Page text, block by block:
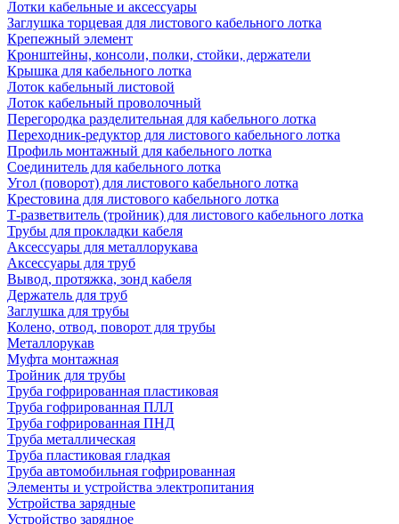
Лотки кабельные и аксессуары
Заглушка торцевая для листового кабельного лотка
Крепежный элемент
Кронштейны, консоли, полки, стойки, держатели
Крышка для кабельного лотка
Лоток кабельный листовой
Лоток кабельный проволочный
Перегородка разделительная для кабельного лотка
Переходник-редуктор для листового кабельного лотка
Профиль монтажный для кабельного лотка
Соединитель для кабельного лотка
Угол (поворот) для листового кабельного лотка
Крестовина для листового кабельного лотка
Т-разветвитель (тройник) для листового кабельного лотка
Трубы для прокладки кабеля
Аксессуары для металлорукава
Аксессуары для труб
Вывод, протяжка, зонд кабеля
Держатель для труб
Заглушка для трубы
Колено, отвод, поворот для трубы
Металлорукав
Муфта монтажная
Тройник для трубы
Труба гофрированная пластиковая
Труба гофрированная ПЛЛ
Труба гофрированная ПНД
Труба металлическая
Труба пластиковая гладкая
Труба автомобильная гофрированная
Элементы и устройства электропитания
Устройства зарядные
Устройство зарядное